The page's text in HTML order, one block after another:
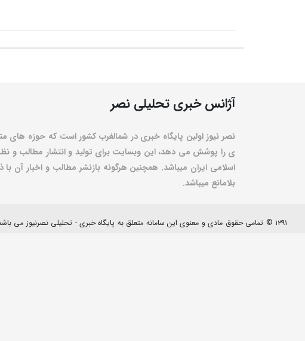
آژانس خبری تحلیلی نصر
نصر نیوز اولین پایگاه خبری در شمالغرب کشور است که حوزه های
ی را پوشش می دهد، این وبسایت برای تولید و انتشار مطالب و
اسلامی ایران میباشد. همچنین هرگونه بازنشر مطالب و اخبار آن با
بلامانع میباشد.
۱۳۹۱ © تمامی حقوق مادی و معنوی این سامانه متعلق به پایگاه خبری - تحلیلی نصرنیوز می باشد.